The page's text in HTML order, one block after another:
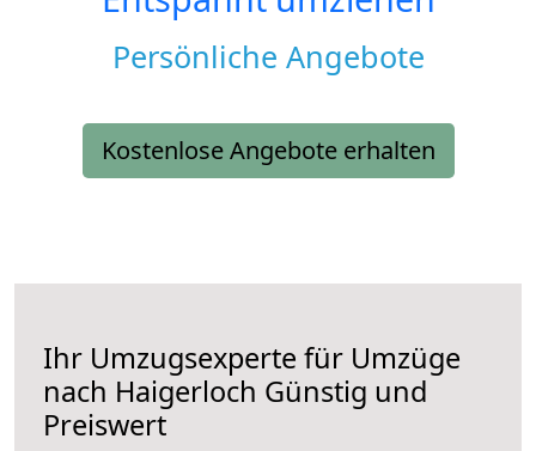
Persönliche Angebote
Kostenlose Angebote erhalten
Ihr Umzugsexperte für Umzüge
nach Haigerloch Günstig und
Preiswert